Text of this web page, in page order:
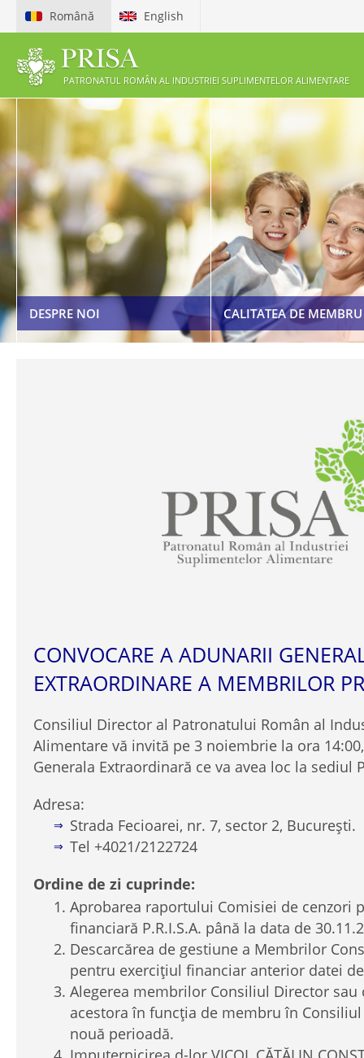
Română English
PATRONATUL ROMÂN AL INDUSTRIEI SUPLIMENTELOR ALIMENTARE
DESPRE NOI
PREZENTARE PRISA
BENEFICII MEMBRI
CERERE DE ADERARE LA PRISA
CALITATEA DE MEMBRU
ETICHETAREA ȘI
SUPLIMENTELOR
COD DE ETICĂ
LEGISLAȚIE
CONVOCARE A ADUNARII
EXTRAORDINARE A MEMBRILOR
Consiliul Director al Patronatului Român al
Alimentare vă invită pe 3 noiembrie la ora
Generala Extraordinară ce va avea loc la sediul
Adresa:
Strada Fecioarei, nr. 7, sector 2, București.
Tel +4021/2122724
Ordine de zi cuprinde:
Aprobarea raportului Comisiei de cenzori
financiară P.R.I.S.A. până la data de
Descarcărea de gestiune a Membrilor
pentru exercițiul financiar anterior datei
Alegerea membrilor Consiliul Director sau
acestora în funcția de membru în
nouă perioadă.